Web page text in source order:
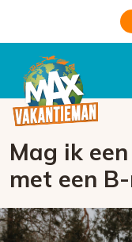
Mag ik
met een